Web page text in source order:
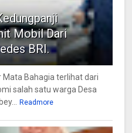
Mobil Dari
BRI.
Bahagia terlihat dari
salah satu warga Desa
Readmore